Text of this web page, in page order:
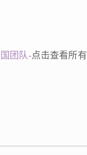
团队-点击查看所有